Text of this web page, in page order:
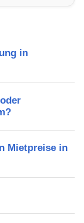
in
Mietpreise in